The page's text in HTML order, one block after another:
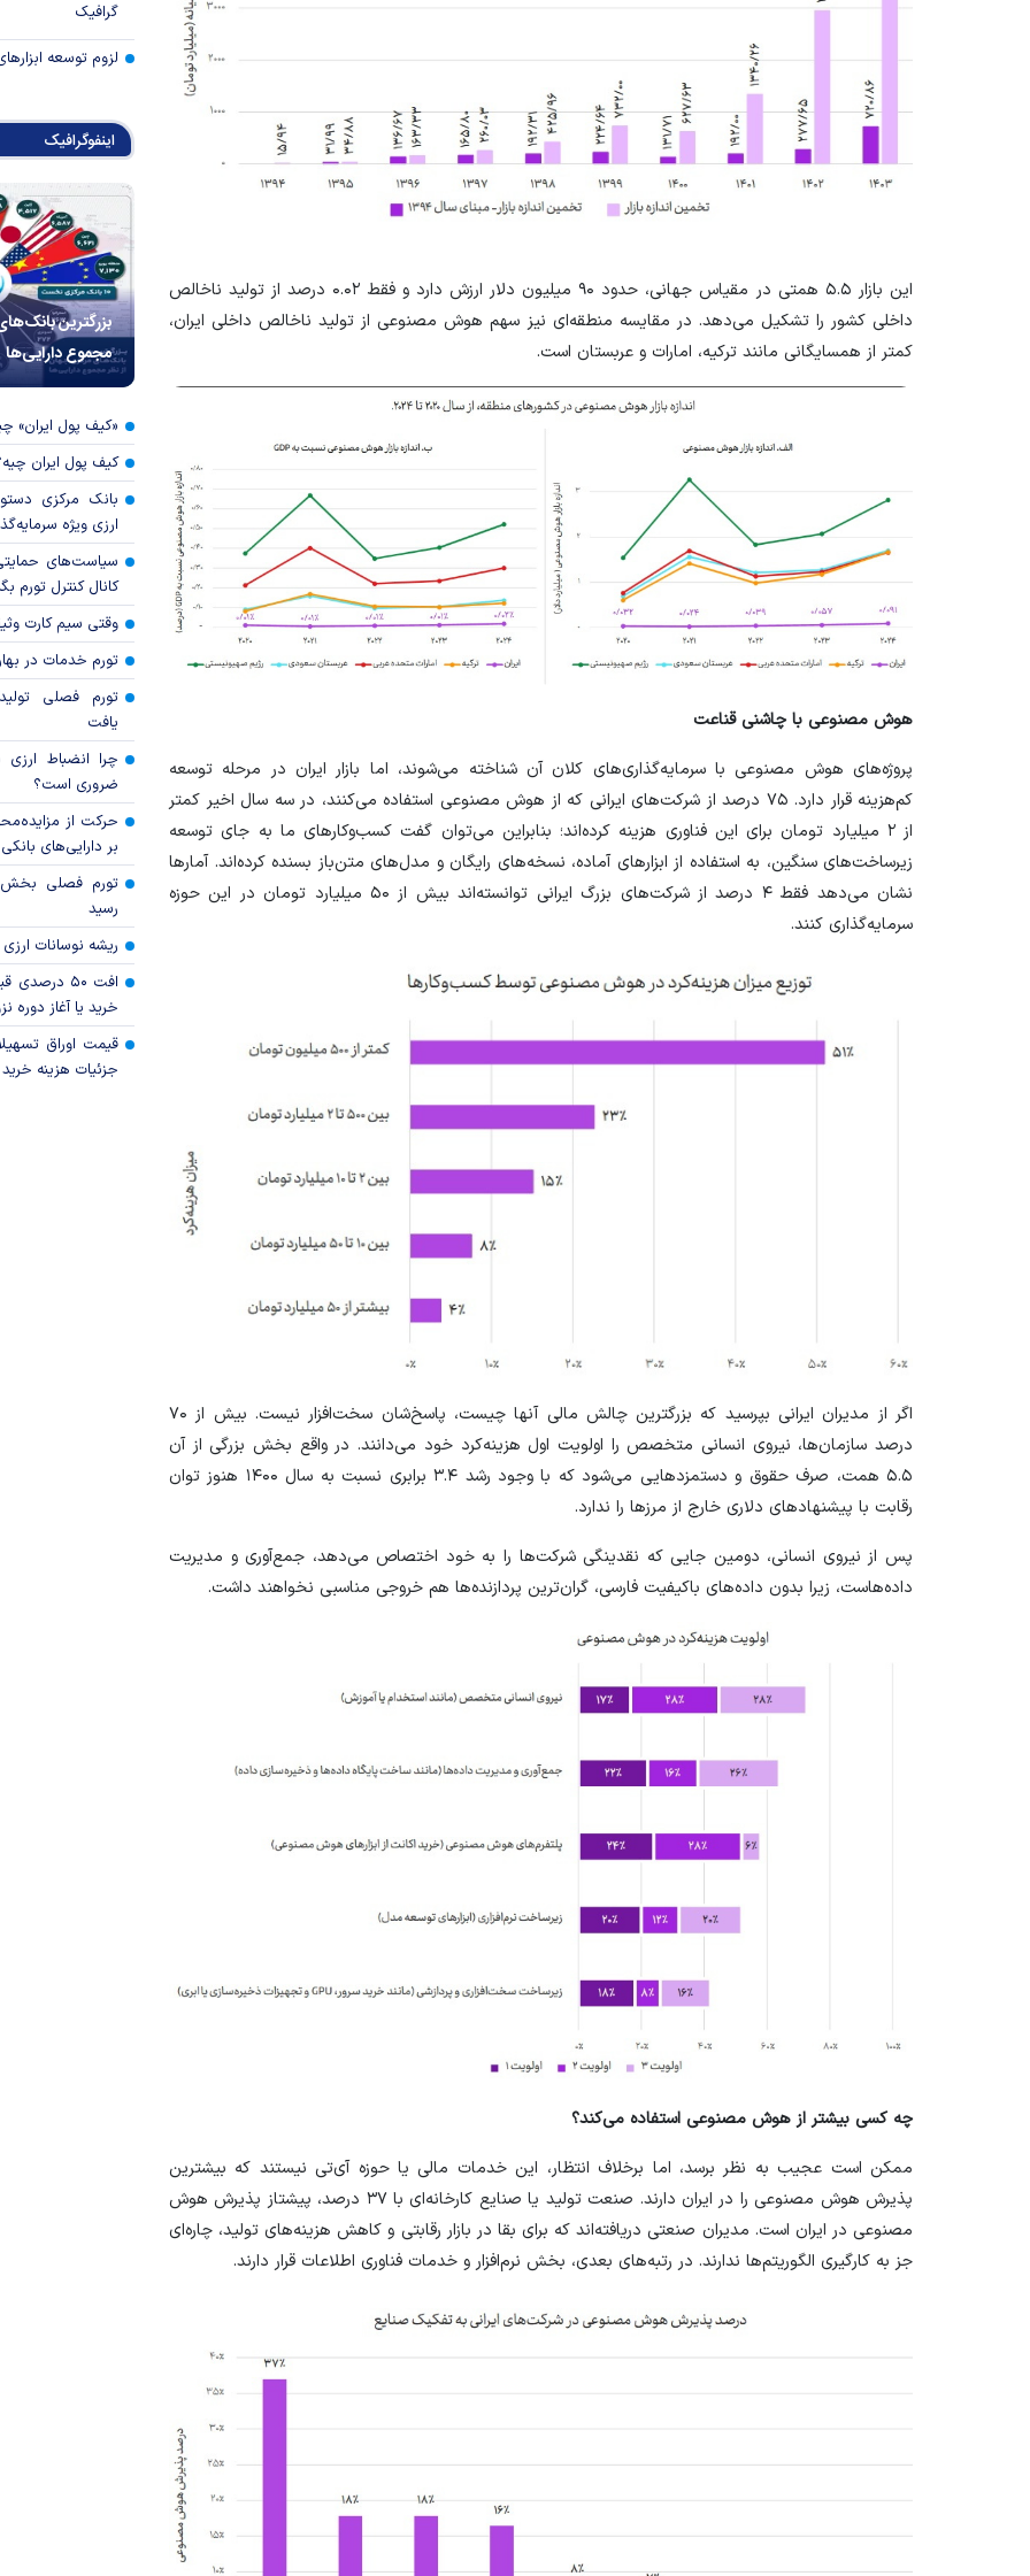
این بازار ۵.۵ همتی در مقیاس جهانی، حدود ۹۰ میلیون دلار ارزش دارد و فقط ۰.۰۲ درصد از تولید ناخالص
داخلی کشور را تشکیل می‌دهد. در مقایسه منطقه‌ای نیز سهم هوش مصنوعی از تولید ناخالص داخلی ایران،
کمتر از همسایگانی مانند ترکیه، امارات و عربستان است.
هوش مصنوعی با چاشنی قناعت
پروژه‌های هوش مصنوعی با سرمایه‌گذاری‌های کلان آن شناخته می‌شوند، اما بازار ایران در مرحله توسعه
کم‌هزینه قرار دارد. ۷۵ درصد از شرکت‌های ایرانی که از هوش مصنوعی استفاده می‌کنند، در سه سال اخیر کمتر
از ۲ میلیارد تومان برای این فناوری هزینه کرده‌اند؛ بنابراین می‌توان گفت کسب‌وکار‌های ما به جای توسعه
زیرساخت‌های سنگین، به استفاده از ابزار‌های آماده، نسخه‌های رایگان و مدل‌های متن‌باز بسنده کرده‌اند. آمار‌ها
نشان می‌دهد فقط ۴ درصد از شرکت‌های بزرگ ایرانی توانسته‌اند بیش از ۵۰ میلیارد تومان در این حوزه
سرمایه‌گذاری کنند.
اگر از مدیران ایرانی بپرسید که بزرگترین چالش مالی آنها چیست، پاسخ‌شان سخت‌افزار نیست. بیش از ۷۰
درصد سازمان‌ها، نیروی انسانی متخصص را اولویت اول هزینه‌کرد خود می‌دانند. در واقع بخش بزرگی از آن
۵.۵ همت، صرف حقوق و دستمزد‌هایی می‌شود که با وجود رشد ۳.۴ برابری نسبت به سال ۱۴۰۰ هنوز توان
رقابت با پیشنهاد‌های دلاری خارج از مرز‌ها را ندارد.
پس از نیروی انسانی، دومین جایی که نقدینگی شرکت‌ها را به خود اختصاص می‌دهد، جمع‌آوری و مدیریت
داده‌هاست، زیرا بدون داده‌های باکیفیت فارسی، گران‌ترین پردازنده‌ها هم خروجی مناسبی نخواهند داشت.
چه کسی بیشتر از هوش مصنوعی استفاده می‌کند؟
ممکن است عجیب به نظر برسد، اما برخلاف انتظار، این خدمات مالی یا حوزه آی‌تی نیستند که بیشترین
پذیرش هوش مصنوعی را در ایران دارند. صنعت تولید یا صنایع کارخانه‌ای با ۳۷ درصد، پیشتاز پذیرش هوش
مصنوعی در ایران است. مدیران صنعتی دریافته‌اند که برای بقا در بازار رقابتی و کاهش هزینه‌های تولید، چاره‌ای
جز به کارگیری الگوریتم‌ها ندارند. در رتبه‌های بعدی، بخش نرم‌افزار و خدمات فناوری اطلاعات قرار دارند.
گرافیک
لزوم توسعه
اینفوگرافیک
بزرگترین
مجموع دارایی‌ها
«کیف پول ایران»
کیف پول ایران
بانک مرکزی
ارزی ویژه
سیاست‌های
کانال کنترل تورم
وقتی سیم کارت
تورم خدمات در بهار ۱۴۰۵ چقدر
تورم فصلی
یافت
چرا انضباط
ضروری است؟
حرکت از
بر دارایی‌های بانکی
رسید
ریشه نوسانات
افت ۵۰
خرید یا آغاز دوره
قیمت اوراق
جزئیات هزینه